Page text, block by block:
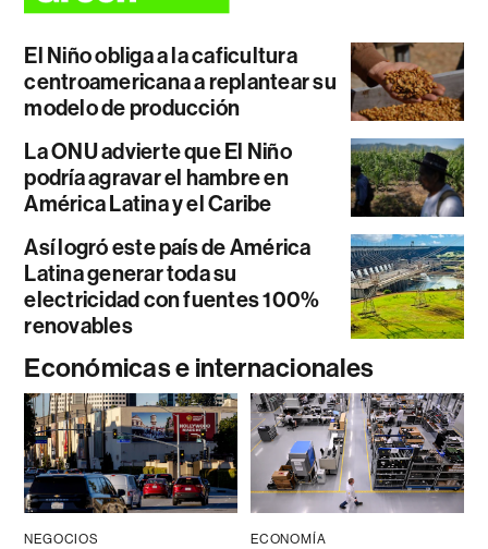
El Niño obliga a la caficultura
centroamericana a replantear su
modelo de producción
La ONU advierte que El Niño
podría agravar el hambre en
América Latina y el Caribe
Así logró este país de América
Latina generar toda su
electricidad con fuentes 100%
renovables
Económicas e internacionales
NEGOCIOS ECONOMÍA